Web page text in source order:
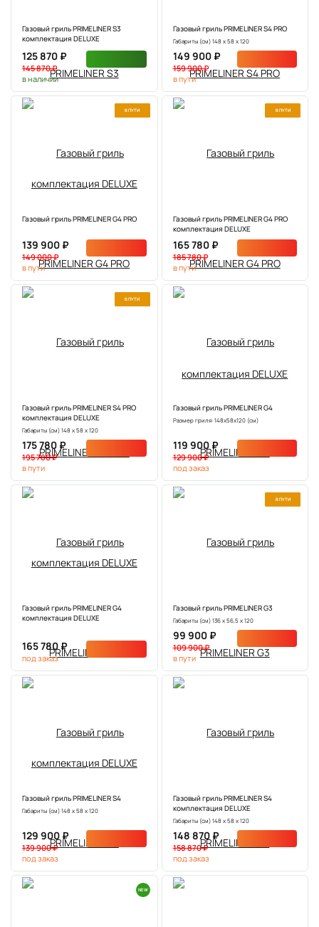
Газовый гриль PRIMELINER S3
комплектация DELUXE
125 870 ₽
145 870 ₽
в наличии
Газовый гриль PRIMELINER S4 PRO
Габариты (см) 148 х 58 х 120
149 900 ₽
159 900 ₽
в пути
В ПУТИ
Газовый гриль PRIMELINER G4 PRO
139 900 ₽
149 000 ₽
в пути
В ПУТИ
Газовый гриль PRIMELINER G4 PRO
комплектация DELUXЕ
165 780 ₽
185 780 ₽
в пути
NEW
В ПУТИ
Газовый гриль PRIMELINER S4 PRO
комплектация DELUXЕ
Габариты (см) 148 х 58 х 120
175 780 ₽
195 780 ₽
в пути
Газовый гриль PRIMELINER G4
Размер гриля: 148х58х120 (см)
119 900 ₽
129 900 ₽
под заказ
Газовый гриль PRIMELINER G4
комплектация DELUXE
165 780 ₽
под заказ
В ПУТИ
Газовый гриль PRIMELINER G3
Габариты (см) 136 х 56,5 х 120
99 900 ₽
109 900 ₽
в пути
Газовый гриль PRIMELINER S4
Габариты (см) 148 х 58 х 120
129 900 ₽
139 900 ₽
под заказ
Газовый гриль PRIMELINER S4
комплектация DELUXE
Габариты (см) 148 х 58 х 120
148 870 ₽
158 870 ₽
под заказ
NEW